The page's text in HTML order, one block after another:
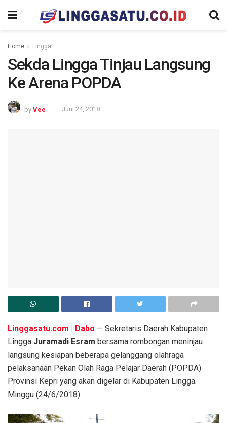
Home Lingga
Sekda Lingga Tinjau Langsung
Ke Arena POPDA
by Vee Juni 24, 2018
Linggasatu.com | Dabo — Sekretaris Daerah Kabupaten
Lingga Juramadi Esram bersama rombongan meninjau
langsung kesiapan beberapa gelanggang olahraga
pelaksanaan Pekan Olah Raga Pelajar Daerah (POPDA)
Provinsi Kepri yang akan digelar di Kabupaten Lingga.
Minggu (24/6/2018)